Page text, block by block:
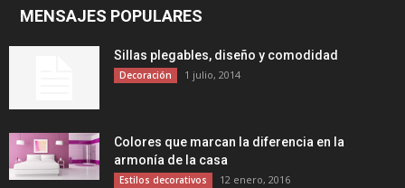
MENSAJES POPULARES
Sillas plegables, diseño y comodidad
Decoración 1 julio, 2014
Colores que marcan la diferencia en la
armonía de la casa
Estilos decorativos 12 enero, 2016